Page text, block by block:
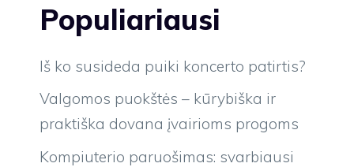
Populiariausi
Iš ko susideda puiki koncerto patirtis?
Valgomos puokštės – kūrybiška ir
praktiška dovana įvairioms progoms
Kompiuterio paruošimas: svarbiausi